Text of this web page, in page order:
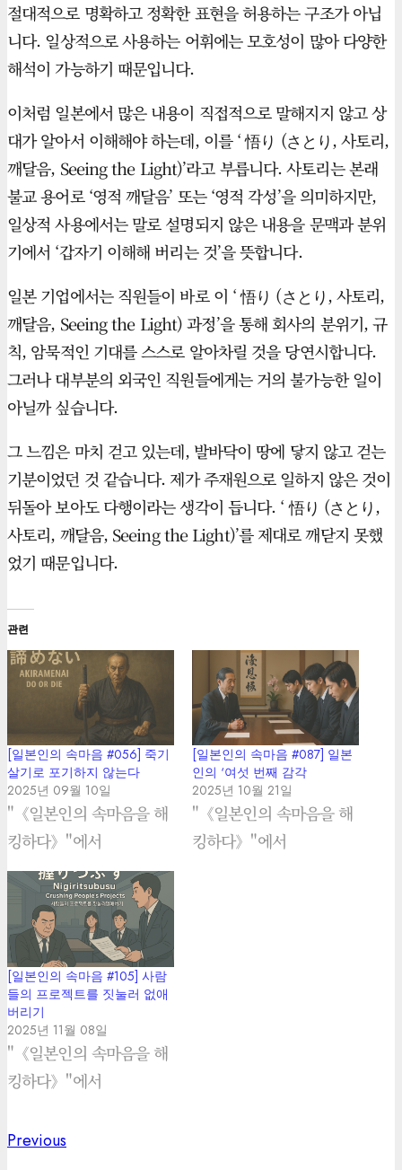
절대적으로 명확하고 정확한 표현을 허용하는 구조가 아닙
니다. 일상적으로 사용하는 어휘에는 모호성이 많아 다양한
해석이 가능하기 때문입니다.
이처럼 일본에서 많은 내용이 직접적으로 말해지지 않고 상
대가 알아서 이해해야 하는데, 이를 ‘ 悟り (さとり, 사토리,
깨달음, Seeing the Light)’라고 부릅니다. 사토리는 본래
불교 용어로 ‘영적 깨달음’ 또는 ‘영적 각성’을 의미하지만,
일상적 사용에서는 말로 설명되지 않은 내용을 문맥과 분위
기에서 ‘갑자기 이해해 버리는 것’을 뜻합니다.
일본 기업에서는 직원들이 바로 이 ‘ 悟り (さとり, 사토리,
깨달음, Seeing the Light) 과정’을 통해 회사의 분위기, 규
칙, 암묵적인 기대를 스스로 알아차릴 것을 당연시합니다.
그러나 대부분의 외국인 직원들에게는 거의 불가능한 일이
아닐까 싶습니다.
그 느낌은 마치 걷고 있는데, 발바닥이 땅에 닿지 않고 걷는
기분이었던 것 같습니다. 제가 주재원으로 일하지 않은 것이
뒤돌아 보아도 다행이라는 생각이 듭니다. ‘ 悟り (さとり,
사토리, 깨달음, Seeing the Light)’를 제대로 깨닫지 못했
었기 때문입니다.
관련
[일본인의 속마음 #056] 죽기
살기로 포기하지 않는다
2025년 09월 10일
"《일본인의 속마음을 해
킹하다》"에서
[일본인의 속마음 #087] 일본
인의 ‘여섯 번째 감각
2025년 10월 21일
"《일본인의 속마음을 해
킹하다》"에서
[일본인의 속마음 #105] 사람
들의 프로젝트를 짓눌러 없애
버리기
2025년 11월 08일
"《일본인의 속마음을 해
킹하다》"에서
Post
Previous